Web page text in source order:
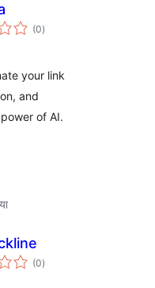
(0कुल
दर)
your link
and
of AI.
(0कुल
दर)